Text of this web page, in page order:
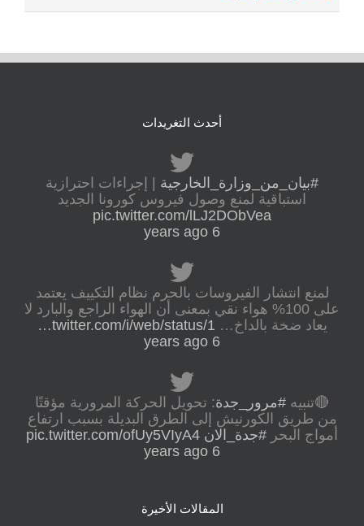
أحدث التغريدات
#بيان_من_وزارة_الخارجية | إجراءات احترازية
استباقية لمنع وصول فيروس كورونا الجديد
pic.twitter.com/lLJ2DObVea
6 years ago
لمنع انتشار الفيروسات بالحرم نظام التكييف يعتمد
على 100% هواء نقي بمعنى أن الهواء الراجع والبارد لا
يعاد ضخة بالداخ… twitter.com/i/web/status/1…
6 years ago
🔴تنبيه #مرور_جدة: تحويل الحركة المرورية مؤقتًا
من طريق الكورنيش إلى الطرق البديلة بسبب ارتفاع
أمواج البحر #جدة_الان pic.twitter.com/ofUy5VIyA4
6 years ago
المقالات الأخيرة